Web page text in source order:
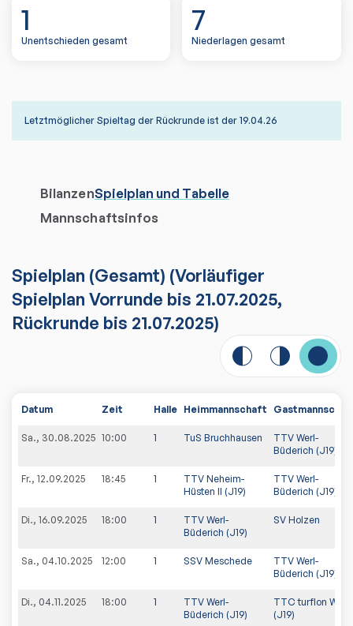
1
Unentschieden gesamt
7
Niederlagen gesamt
Letztmöglicher Spieltag der Rückrunde ist der 19.04.26
BilanzenSpielplan und Tabelle
Mannschaftsinfos
Spielplan (Gesamt) (Vorläufiger
Spielplan Vorrunde bis 21.07.2025,
Rückrunde bis 21.07.2025)
Datum Zeit Halle Heimmannschaft
Sa., 30.08.2025 10:00 1 TuS Bruchhausen
TTV Werl-
Büderich (J19)
Fr., 12.09.2025 18:45 1
TTV Neheim-
Hüsten II (J19)
TTV Werl-
Büderich (J19)
Di., 16.09.2025 18:00 1
TTV Werl-
Büderich (J19)
SV Holzen
Sa., 04.10.2025 12:00 1 SSV Meschede
TTV Werl-
Büderich (J19)
Di., 04.11.2025 18:00 1
TTV Werl-
Büderich (J19)
TTC turflon Werl
(J19)